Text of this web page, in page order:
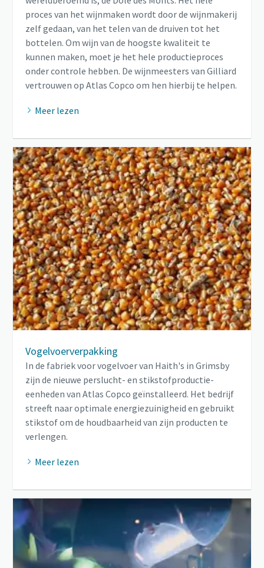
proces van het wijnmaken wordt door de wijnmakerij
zelf gedaan, van het telen van de druiven tot het
bottelen. Om wijn van de hoogste kwaliteit te
kunnen maken, moet je het hele productieproces
onder controle hebben. De wijnmeesters van Gilliard
vertrouwen op Atlas Copco om hen hierbij te helpen.
Meer lezen
Vogelvoerverpakking
In de fabriek voor vogelvoer van Haith's in Grimsby
zijn de nieuwe perslucht- en stikstofproductie-
eenheden van Atlas Copco geïnstalleerd. Het bedrijf
streeft naar optimale energiezuinigheid en gebruikt
stikstof om de houdbaarheid van zijn producten te
verlengen.
Meer lezen